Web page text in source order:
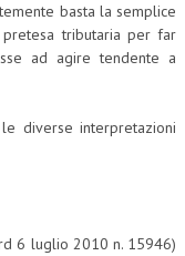
basta la semplice
tributaria per far
ad agire tendente a
diverse interpretazioni
6 luglio 2010 n. 15946)